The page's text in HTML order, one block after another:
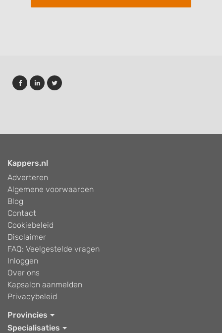
Kappers.nl
Adverteren
Algemene voorwaarden
Blog
Contact
Cookiebeleid
Disclaimer
FAQ: Veelgestelde vragen
Inloggen
Over ons
Kapsalon aanmelden
Privacybeleid
Provincies
Specialisaties